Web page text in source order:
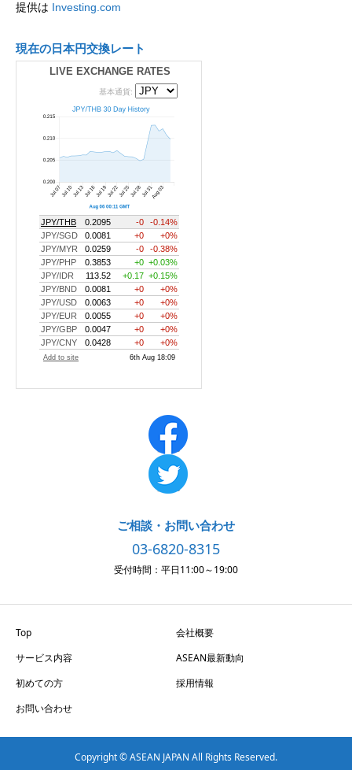
提供は Investing.com
現在の日本円交換レート
LIVE EXCHANGE RATES
ご相談・お問い合わせ
03-6820-8315
受付時間：平日11:00～19:00
Top
会社概要
サービス内容
ASEAN最新動向
初めての方
採用情報
お問い合わせ
Copyright © ASEAN JAPAN All Rights Reserved.